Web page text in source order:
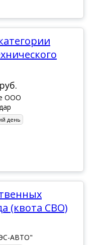
ООО
день
(квота СВО)
АВТО"